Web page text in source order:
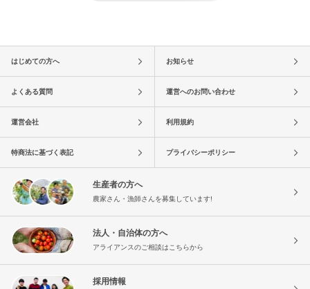
はじめての方へ お知らせ
よくある質問 運営へのお問い合わせ
運営会社 利用規約
特商法に基づく表記 プライバシーポリシー
生産者の方へ
農家さん・漁師さんを募集しています!
法人・自治体の方へ
アライアンスのご相談はこちらから
採用情報